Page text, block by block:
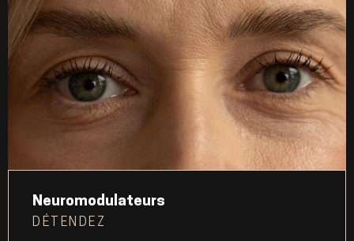
Neuromodulateurs
DÉTENDEZ